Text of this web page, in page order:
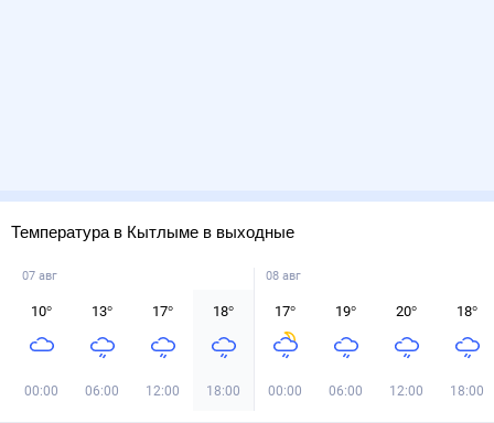
Температура в Кытлыме в выходные
07 авг
10°
00:00
13°
06:00
17°
12:00
18°
18:00
08 авг
17°
00:00
19°
06:00
20°
12:00
18°
18:00